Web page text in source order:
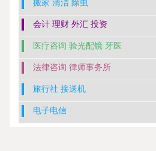
搬家 清洁 除虫
会计 理财 外汇 投资
医疗咨询 验光配镜 牙医
法律咨询 律师事务所
旅行社 接送机
电子电信